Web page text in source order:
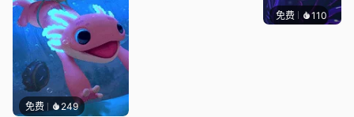
免费 249
免费 110VortFX